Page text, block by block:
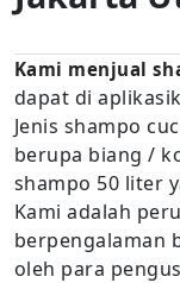
Hidrolik Mobil
Mesin Air
Kami menjual
dapat di
Jenis shampo
berupa biang /
shampo 50 liter
Kami adalah
berpengalaman
oleh para